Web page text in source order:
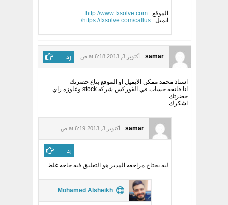
الموقع :http://www.fxsolve.com
ايميل :https://fxsolve.com/callus/
samar أكتوبر 3, 2013 at 6:18 ص رد
استاذ محمد ممكن الايميل او الموقع بتاع حضرتك
انا فاتحه حساب في الفوركس شركه stock وعاوزه راي
حضرتك
اشكرك
samar أكتوبر 3, 2013 at 6:19 ص
رد
ليه يحتاج مراجعه المدير هو التعليق فيه حاجه غلط
Mohamed Alsheikh